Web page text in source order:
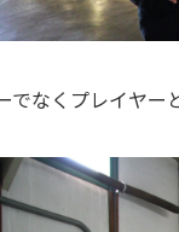
でなくプレイヤー